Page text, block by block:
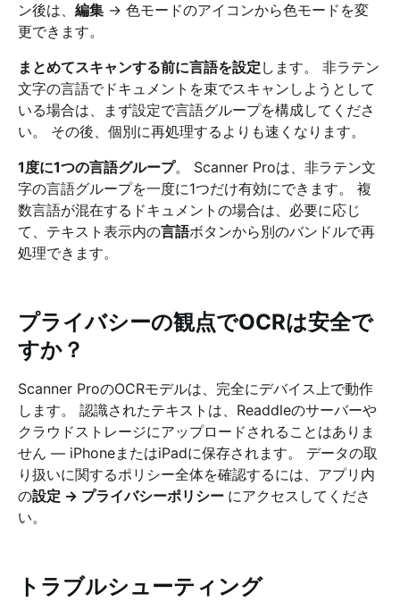
ン後は、 編集 → 色モードのアイコンから色モードを変
更できます。
まとめてスキャンする前に言語を設定 します。 非ラテン
文字の言語でドキュメントを束でスキャンしようとして
いる場合は、まず設定で言語グループを構成してくださ
い。 その後、個別に再処理するよりも速くなります。
1度に1つの言語グループ。 Scanner Proは、非ラテン文
字の言語グループを一度に1つだけ有効にできます。 複
数言語が混在するドキュメントの場合は、必要に応じ
て、テキスト表示内の言語ボタンから別のバンドルで再
処理できます。
プライバシーの観点でOCRは安全で
すか？
Scanner ProのOCRモデルは、完全にデバイス上で動作
します。 認識されたテキストは、Readdleのサーバーや
クラウドストレージにアップロードされることはありま
せん — iPhoneまたはiPadに保存されます。 データの取
り扱いに関するポリシー全体を確認するには、アプリ内
の設定 → プライバシーポリシー にアクセスしてくださ
い。
トラブルシューティング